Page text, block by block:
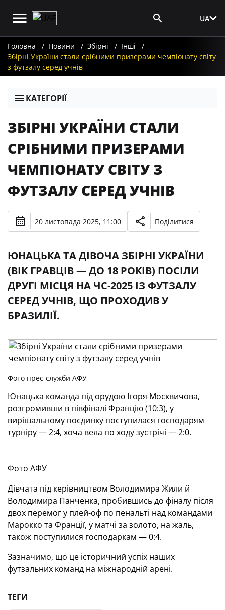
UA
Головна Новини Збірні
Інші
Збірні України стали срібними призерами чемпіонату світу
з футзалу серед учнів
КАТЕГОРІЇ
ЗБІРНІ УКРАЇНИ СТАЛИ
СРІБНИМИ ПРИЗЕРАМИ
ЧЕМПІОНАТУ СВІТУ З
ФУТЗАЛУ СЕРЕД УЧНІВ
20 листопада 2025, 11:00 Поділитися
ЮНАЦЬКА ТА ДІВОЧА ЗБІРНІ УКРАЇНИ
(ВІК ГРАВЦІВ — ДО 18 РОКІВ) ПОСІЛИ
ДРУГІ МІСЦЯ НА ЧС-2025 ІЗ ФУТЗАЛУ
СЕРЕД УЧНІВ, ЩО ПРОХОДИВ У
БРАЗИЛІЇ.
Фото прес-служби АФУ
Юнацька команда під орудою Ігоря Москвичова,
розгромивши в півфіналі Францію (10:3), у
вирішальному поєдинку поступилася господарям
турніру — 2:4, хоча вела по ходу зустрічі — 2:0.
Фото АФУ
Дівчата під керівництвом Володимира Жили й
Володимира Панченка, пробившись до фіналу після
двох перемог у плей-оф по пенальті над командами
Марокко та Франції, у матчі за золото, на жаль,
також поступилися господаркам — 0:4.
Зазначимо, що це історичний успіх наших
футзальних команд на міжнародній арені.
ТЕГИ